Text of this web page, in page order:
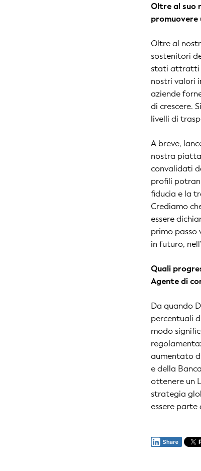
Oltre al suo
promuovere
Oltre al
sostenitori
stati attratti
nostri valori
aziende
di crescere.
livelli di
A breve,
nostra
convalidati
profili
fiducia e la
Crediamo
essere
primo passo
in futuro,
Quali
Agente di
Da quando
percentuali
modo
aumentato
e della
ottenere un
strategia
essere parte